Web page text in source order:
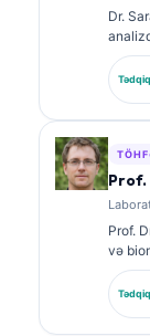
Dr.
ixtisas
Prof.
Prof.
və